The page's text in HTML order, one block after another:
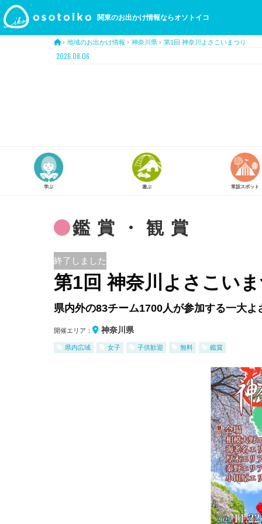
関東のお出かけ情報ならオソトイコ
› 地域のお出かけ情報 › 神奈川県 › 第1回 神奈川よさこいまつり
2026.08.06
遊ぶ 常設スポット スタンプラリー
鑑賞・観賞
終了しました
第1回 神奈川よさこい
県内外の83チーム1700人が参加する一大
開催エリア： 神奈川県
県内広域 女子 子供歓迎 無料 鑑賞